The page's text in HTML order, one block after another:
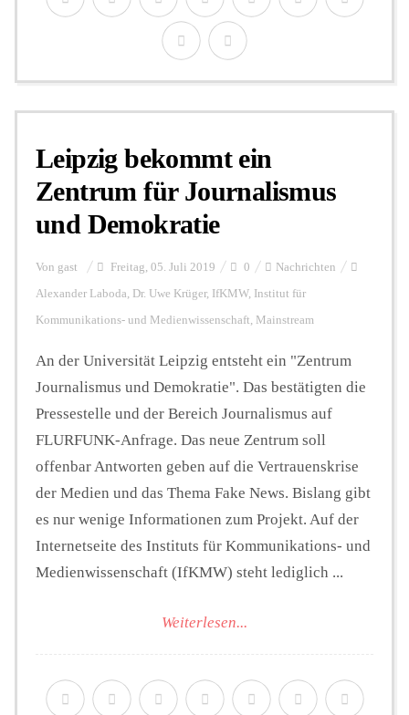
Leipzig bekommt ein
Zentrum für Journalismus
und Demokratie
Von gast Freitag, 05. Juli 2019 0 Nachrichten
Alexander Laboda, Dr. Uwe Krüger, IfKMW, Institut für
Kommunikations- und Medienwissenschaft, Mainstream
An der Universität Leipzig entsteht ein "Zentrum
Journalismus und Demokratie". Das bestätigten die
Pressestelle und der Bereich Journalismus auf
FLURFUNK-Anfrage. Das neue Zentrum soll
offenbar Antworten geben auf die Vertrauenskrise
der Medien und das Thema Fake News. Bislang gibt
es nur wenige Informationen zum Projekt. Auf der
Internetseite des Instituts für Kommunikations- und
Medienwissenschaft (IfKMW) steht lediglich ...
Weiterlesen...